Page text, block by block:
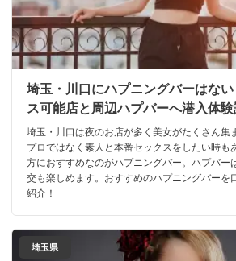
埼玉・川口にハプニングバーはな
ス可能店と周辺ハプバーへ潜入体験
埼玉・川口は夜のお店が多く美女がたくさん集
プロではなく素人と本番セックスをしたい時も
方におすすめなのがハプニングバー。ハプバー
交も楽しめます。おすすめのハプニングバーを
紹介！
埼玉県